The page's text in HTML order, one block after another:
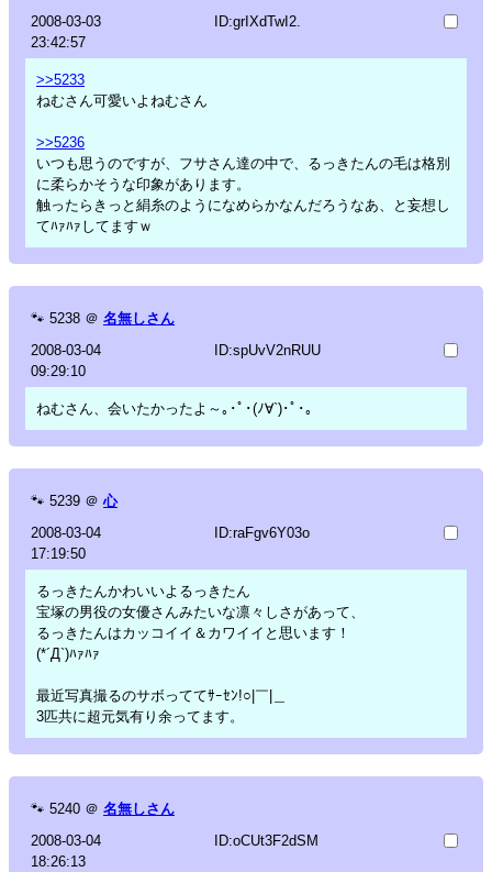
2008-03-03
23:42:57
ID:grIXdTwI2.
>>5233
ねむさん可愛いよねむさん
>>5236
いつも思うのですが、フサさん達の中で、るっきたんの毛は格別
に柔らかそうな印象があります。
触ったらきっと絹糸のようになめらかなんだろうなあ、と妄想し
てﾊｧﾊｧしてますｗ
🐾 5238 ＠ 名無しさん
2008-03-04
09:29:10
ID:spUvV2nRUU
ねむさん、会いたかったよ～｡･ﾟ･(ﾉ∀`)･ﾟ･｡
🐾 5239 ＠ 心
2008-03-04
17:19:50
ID:raFgv6Y03o
るっきたんかわいいよるっきたん
宝塚の男役の女優さんみたいな凛々しさがあって、
るっきたんはカッコイイ＆カワイイと思います！
(*´Д`)ﾊｧﾊｧ
最近写真撮るのサボっててｻｰｾﾝ!○|￣|＿
3匹共に超元気有り余ってます。
🐾 5240 ＠ 名無しさん
2008-03-04
18:26:13
ID:oCUt3F2dSM